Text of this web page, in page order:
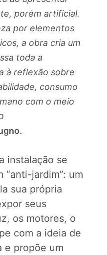
porém artificial.
por elementos
a obra cria um
toda a
à reflexão sobre
consumo
com o meio
.
instalação se
“anti-jardim”: um
sua própria
seus
os motores, o
com a ideia de
e propõe um